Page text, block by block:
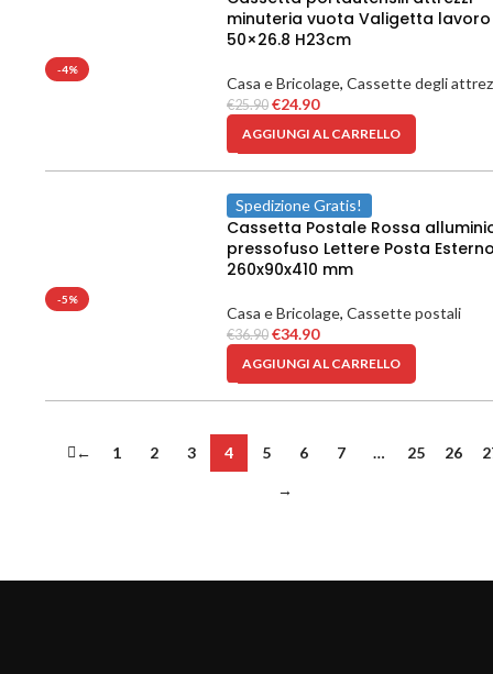
-4%
minuteria vuota Valigetta lavoro
50×26.8 H23cm
Casa e Bricolage, Cassette degli
€25.90 €24.90
AGGIUNGI AL CARRELLO
-5%
Spedizione Gratis!
Cassetta Postale Rossa
pressofuso Lettere Posta
260x90x410 mm
Casa e Bricolage, Cassette postali
€36.90 €34.90
AGGIUNGI AL CARRELLO
← 1 2 3 4 5 6 7 … 25 26
→